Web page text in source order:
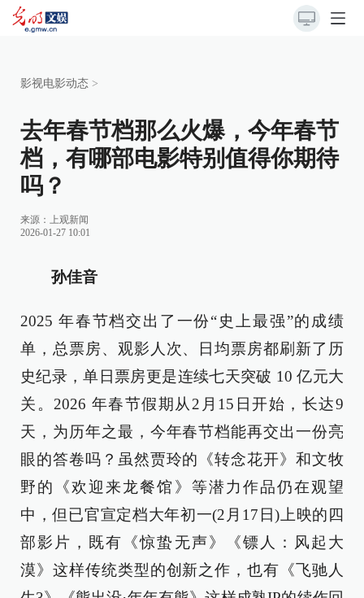
影视电影动态 >
去年春节档那么火爆，今年春节
档，有哪部电影特别值得你期待
吗？
来源： 上观新闻
2026-01-27 10:01
孙佳音
2025 年春节档交出了一份“史上最强”的成绩
单，总票房、观影人次、日均票房都刷新了历
史纪录，单日票房更是连续七天突破 10 亿元大
关。2026 年春节假期从2月15日开始，长达9
天，为历年之最，今年春节档能再交出一份亮
眼的答卷吗？虽然贾玲的《转念花开》和文牧
野的《欢迎来龙餐馆》等潜力作品仍在观望
中，但已官宣定档大年初一(2月17日)上映的四
部影片，既有《惊蛰无声》《镖人：风起大
漠》这样传统类型的创新之作，也有《飞驰人